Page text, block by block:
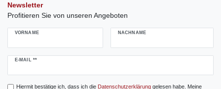
Newsletter
Profitieren Sie von unseren Angeboten
VORNAME NACHNAME
E-MAIL **
Newsletter
Hiermit bestätige ich, dass ich die Daten­schutz­erklärunggelesen habe. Meine